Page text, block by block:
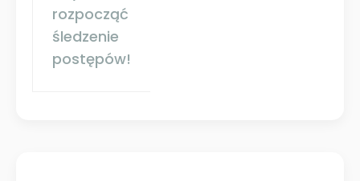
rozpocząć
śledzenie
postępów!